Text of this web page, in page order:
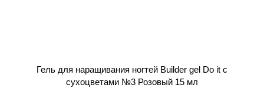
Гель для наращивания ногтей Builder gel Do it с
сухоцветами №3 Розовый 15 мл